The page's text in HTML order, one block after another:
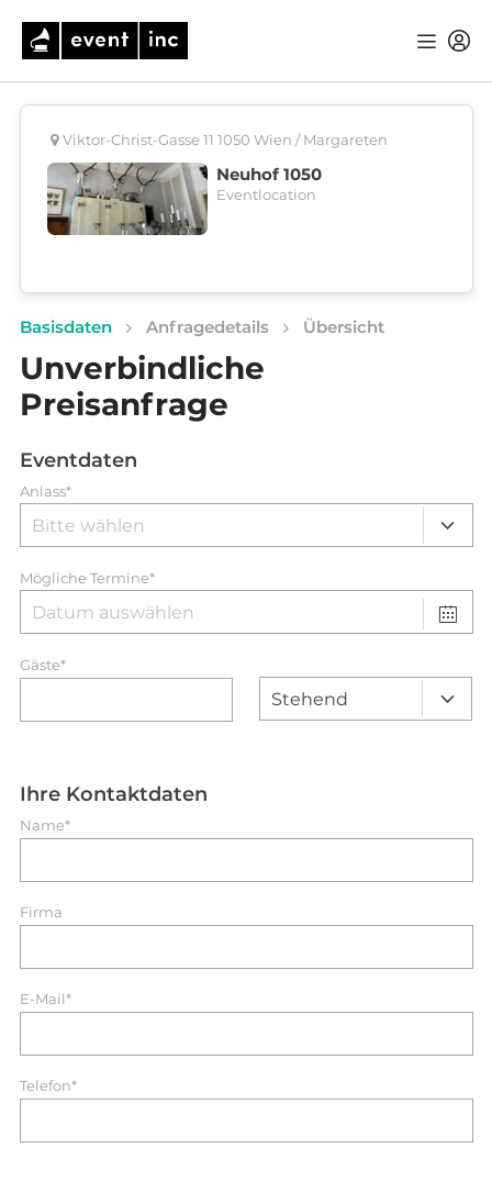
Viktor-Christ-Gasse 11 1050 Wien / Margareten
Neuhof 1050
Eventlocation
Basisdaten Anfragedetails Übersicht
Unverbindliche
Preisanfrage
Eventdaten
Anlass*
Mögliche Termine*
Gäste*
Ihre Kontaktdaten
Name*
Firma
E-Mail*
Telefon*